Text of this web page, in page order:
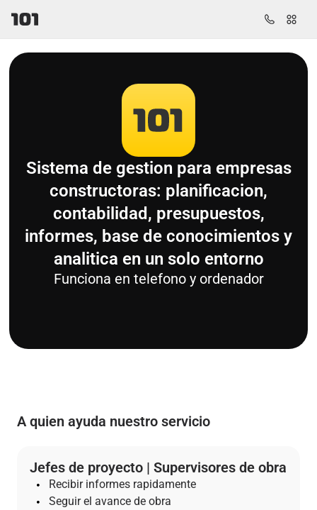
Sistema de gestion para empresas
constructoras: planificacion,
contabilidad, presupuestos,
informes, base de conocimientos y
analitica en un solo entorno
Funciona en telefono y ordenador
A quien ayuda nuestro servicio
Jefes de proyecto | Supervisores de obra
Recibir informes rapidamente
Seguir el avance de obra